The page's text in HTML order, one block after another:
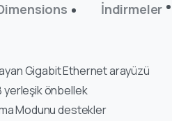
İndirmeler
Gigabit Ethernet arayüzü
yerleşik önbellek
Modunu destekler